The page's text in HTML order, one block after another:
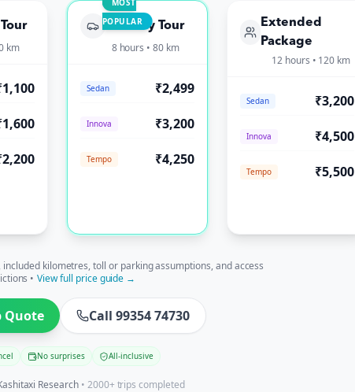
km
MOST
POPULAR
Full-Day Tour
8 hours • 80 km
Sedan ₹2,499
Innova ₹3,200
Tempo ₹4,250
Extended
Package
12 hours • 120 km
Sedan ₹3,200
Innova ₹4,500
Tempo ₹5,500
kilometres, toll or parking assumptions, and access
• View full price guide →
Quote Call 99354 74730
No surprises All-inclusive
Research• 2000+ trips completed